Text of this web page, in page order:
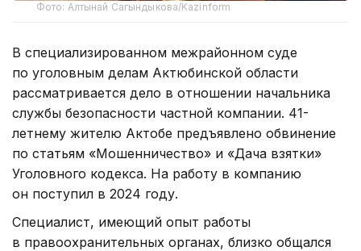
Фото: Алтынай Сагындыкова/Kazinform
В специализированном межрайонном суде
по уголовным делам Актюбинской области
рассматривается дело в отношении начальника
службы безопасности частной компании. 41-
летнему жителю Актобе предъявлено обвинение
по статьям «Мошенничество» и «Дача взятки»
Уголовного кодекса. На работу в компанию
он поступил в 2024 году.
Специалист, имеющий опыт работы
в правоохранительных органах, близко общался